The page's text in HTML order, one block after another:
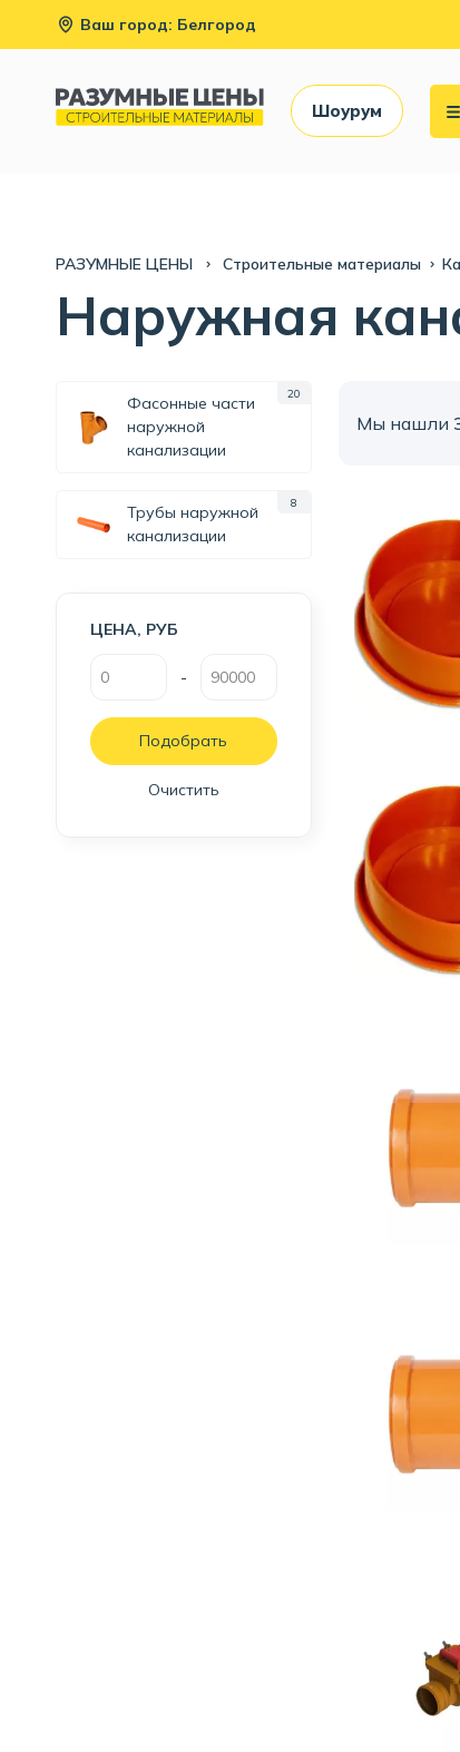
Ваш город: Белгород
Шоурум
РАЗУМНЫЕ ЦЕНЫ Строительные материалы
Наружная
Мы нашли
Фасонные части
наружной
канализации
20
Трубы наружной
канализации
8
ЦЕНА, РУБ
-
Очистить